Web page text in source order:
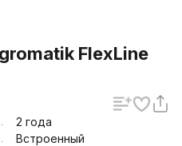
FlexLine
2 года
Встроенный